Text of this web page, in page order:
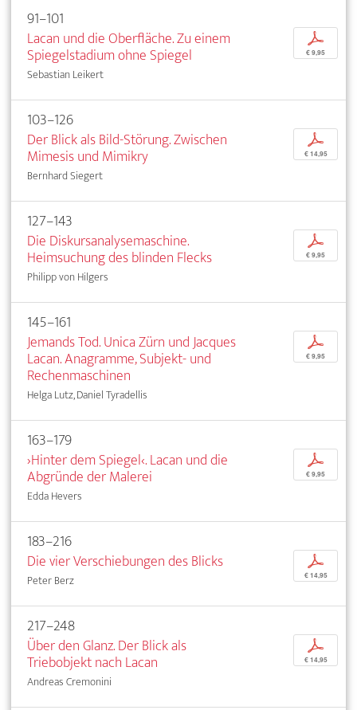
91–101
Lacan und die Oberfläche. Zu einem
Spiegelstadium ohne Spiegel
Sebastian Leikert
p
€ 9,95
103–126
Der Blick als Bild-Störung. Zwischen
Mimesis und Mimikry
Bernhard Siegert
p
€ 14,95
127–143
Die Diskursanalysemaschine.
Heimsuchung des blinden Flecks
Philipp von Hilgers
p
€ 9,95
145–161
Jemands Tod. Unica Zürn und Jacques
Lacan. Anagramme, Subjekt- und
Rechenmaschinen
Helga Lutz, Daniel Tyradellis
p
€ 9,95
163–179
›Hinter dem Spiegel‹. Lacan und die
Abgründe der Malerei
Edda Hevers
p
€ 9,95
183–216
Die vier Verschiebungen des Blicks
Peter Berz
p
€ 14,95
217–248
Über den Glanz. Der Blick als
Triebobjekt nach Lacan
Andreas Cremonini
p
€ 14,95